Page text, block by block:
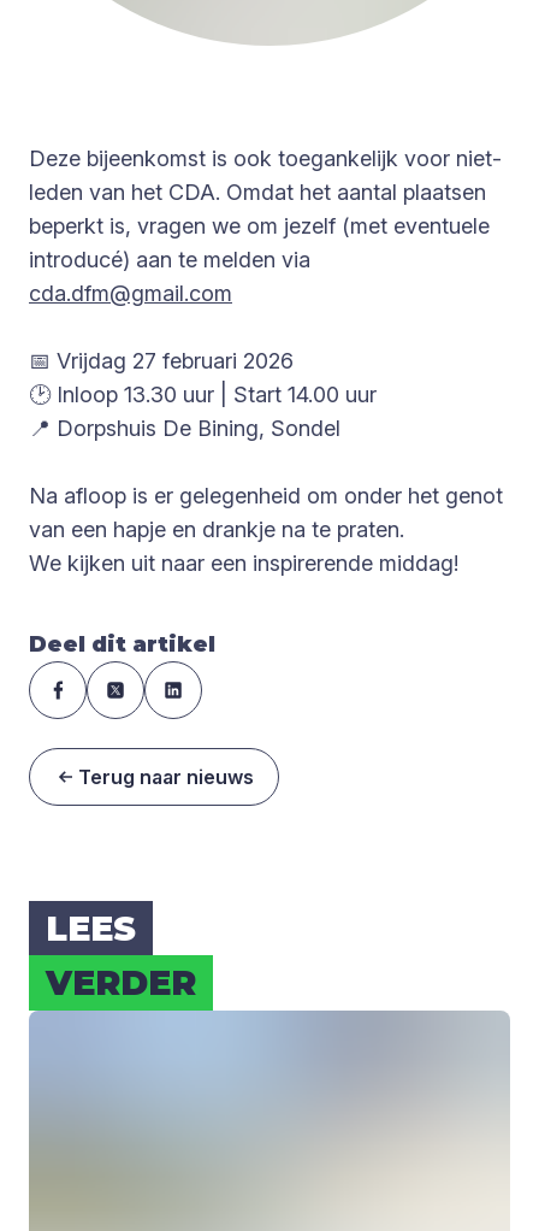
Deze bijeenkomst is ook toegankelijk voor niet-
leden van het CDA. Omdat het aantal plaatsen
beperkt is, vragen we om jezelf (met eventuele
introducé) aan te melden via
cda.dfm@gmail.com
📅 Vrijdag 27 februari 2026
🕑 Inloop 13.30 uur | Start 14.00 uur
📍 Dorpshuis De Bining, Sondel
Na afloop is er gelegenheid om onder het genot
van een hapje en drankje na te praten.
We kijken uit naar een inspirerende middag!
Deel dit artikel
Terug naar nieuws
LEES
VER­DER